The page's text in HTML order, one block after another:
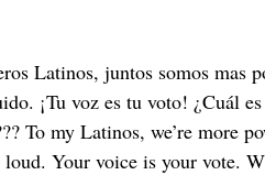
Latinos, juntos somos mas
¡Tu voz es tu voto! ¿Cuál
To my Latinos, we’re more
Your voice is your vote.